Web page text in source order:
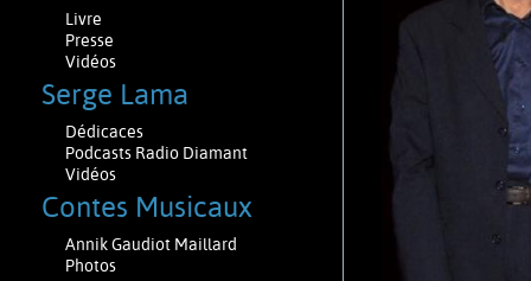
Livre
Presse
Vidéos
Serge Lama
Dédicaces
Podcasts Radio Diamant
Vidéos
Contes Musicaux
Annik Gaudiot Maillard
Photos